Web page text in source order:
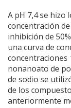
A pH 7,4 se hizo
concentración
inhibición de
una curva de
concentraciones
nonanoato de
de sodio se
de los
anteriormente